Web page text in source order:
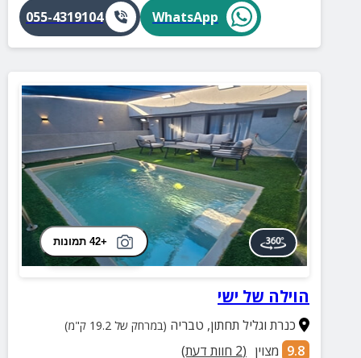
WhatsApp
055-4319104
+42 תמונות
הוילה של ישי
כנרת וגליל תחתון, טבריה (במרחק של 19.2 ק"מ)
9.8 מצוין (
2 חוות דעת)